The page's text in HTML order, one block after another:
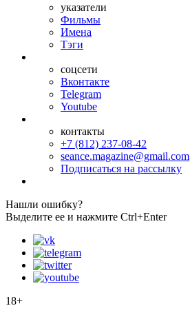
указатели
Фильмы
Имена
Тэги
соцсети
Вконтакте
Telegram
Youtube
контакты
+7 (812) 237-08-42
seance.magazine@gmail.com
Подписаться на рассылку
Нашли ошибку?
Выделите ее и нажмите Ctrl+Enter
18+